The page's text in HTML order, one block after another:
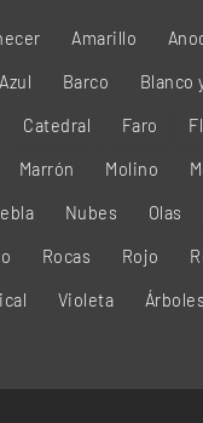
Amarillo
Azul Barco Blanco
Catedral Faro
Marrón Molino
Nubes Olas
Rocas Rojo
Violeta Árboles